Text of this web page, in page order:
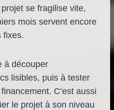
se fragilise vite,
mois servent encore
fixes.
à découper
lisibles, puis à tester
C’est aussi
le projet à son niveau